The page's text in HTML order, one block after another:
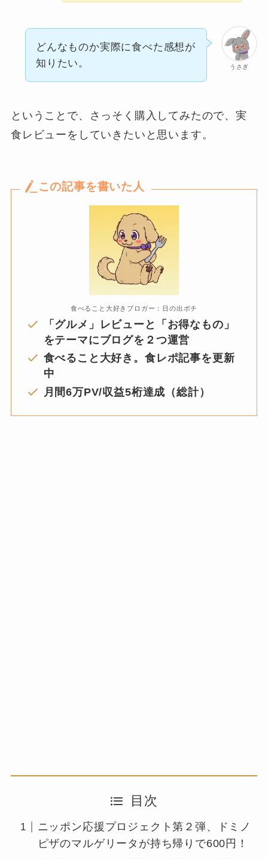
うさぎ
どんなものか実際に食べた感想が
知りたい。
ということで、さっそく購入してみたので、実
食レビューをしていきたいと思います。
この記事を書いた人
食べること大好きブロガー：日の出ポチ
「グルメ」レビューと「お得なもの」
をテーマにブログを２つ運営
食べること大好き。食レポ記事を更新
中
月間6万PV/収益5桁達成（総計）
目次
ニッポン応援プロジェクト第２弾、ドミノ
ピザのマルゲリータが持ち帰りで600円！